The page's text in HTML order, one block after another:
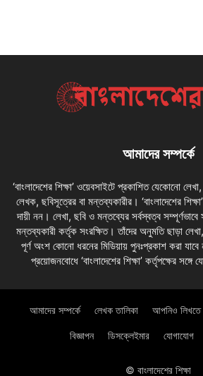
আমাদের সম্পর্কে
‘বাংলাদেশের শিক্ষা’ ওয়েবসাইটে প্রকাশিত যেকোনো
লেখক, ছবিসূত্রের বা মন্তব্যকারীর। ‘বাংলাদেশের
দায়ী নন। লেখা, ছবি ও মন্তব্যের সর্বস্বত্ব সম্পূর্ণভাবে
মন্তব্যকারী কর্তৃক সংরক্ষিত। তাঁদের অনুমতি ছাড়া
পূর্ণ অংশ কোনো ধরনের মিডিয়ায় পুনঃপ্রকাশ করা যাবে
প্রয়োজনবোধে ‘বাংলাদেশের শিক্ষা’ কর্তৃপক্ষের সঙ্গে
আমাদের সম্পর্কে লেখক তালিকা আপনিও লিখতে
বিজ্ঞাপন ডিসক্লেইমার যোগাযোগ
© বাংলাদেশের শিক্ষা